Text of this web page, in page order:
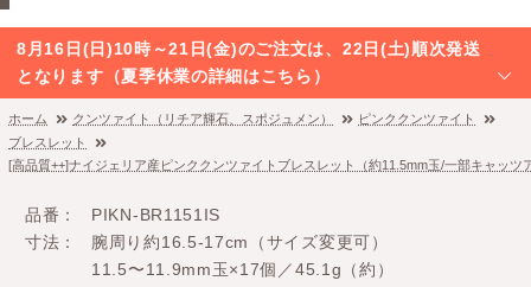
8月16日(日)10時～21日(金)のご注文は、22日(土)順次発送
となります（夏季休業の詳細はこちら）
ホーム クンツァイト（リチア輝石、スポジュメン）
ピンククンツァイト
ブレスレット
[高品質++]ナイジェリア産ピンククンツァイトブレスレット（約11.5mm玉/一部キャッツ
品番
PIKN-BR1151IS
寸法
腕周り約16.5-17cm（サイズ変更可）
11.5〜11.9mm玉×17個／45.1g（約）